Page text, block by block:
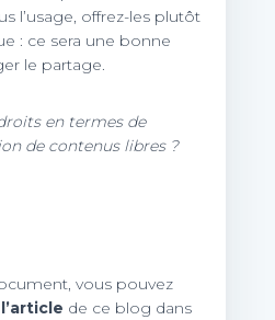
l’usage, offrez-les plutôt
: ce sera une bonne
le partage.
en termes de
de contenus libres ?
vous pouvez
de ce blog dans